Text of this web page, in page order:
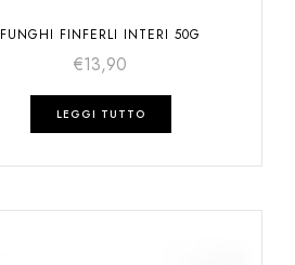
FUNGHI FINFERLI INTERI 50G
€13,90
LEGGI TUTTO